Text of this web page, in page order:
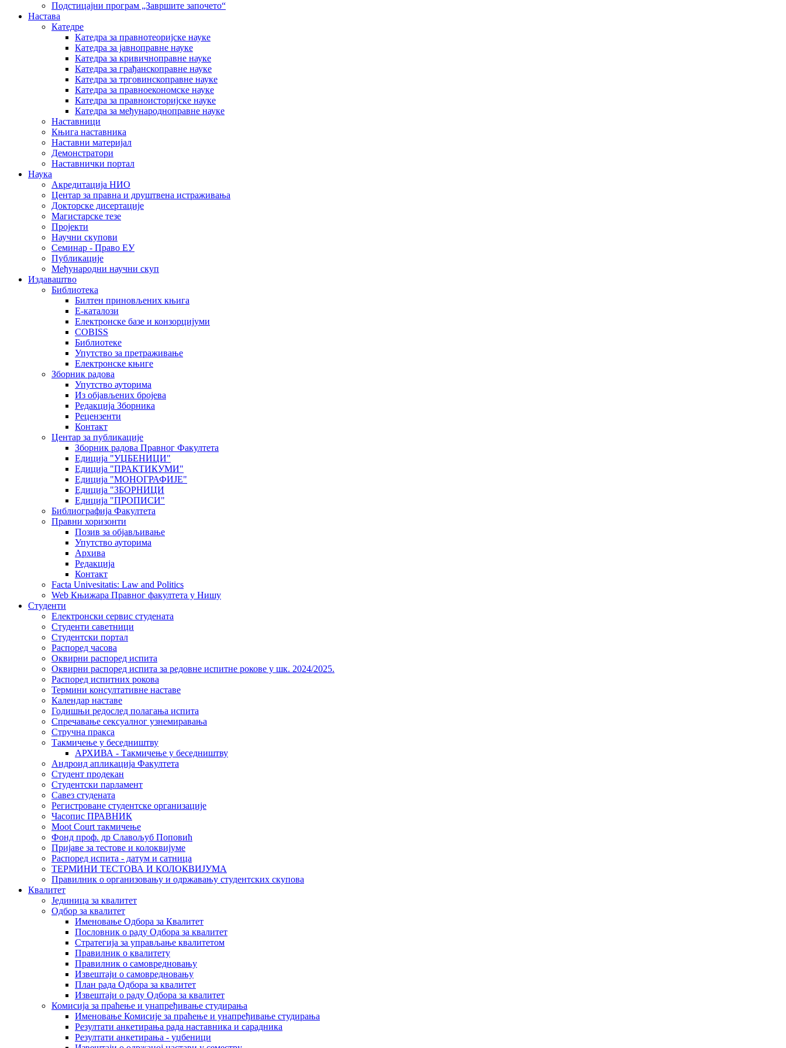
Подстицајни програм „Завршите започето“
Настава
Катедре
Катедра за правнотеоријске науке
Катедра за јавноправне науке
Катедра за кривичноправне науке
Катедра за грађанскоправне науке
Катедра за трговинскоправне науке
Катедра за правноекономске науке
Катедра за правноисторијске науке
Катедра за међународноправне науке
Наставници
Књига наставника
Наставни материјал
Демонстратори
Наставнички портал
Наука
Акредитација НИО
Центар за правна и друштвена истраживања
Докторске дисертације
Магистарске тезе
Пројекти
Научни скупови
Семинар - Право ЕУ
Публикације
Међународни научни скуп
Издаваштво
Библиотека
Билтен приновљених књига
Е-каталози
Електронске базе и конзорцијуми
COBISS
Библиотеке
Упутство за претраживање
Електронске књиге
Зборник радова
Упутство ауторима
Из објављених бројева
Редакција Зборника
Рецензенти
Контакт
Центар за публикације
Зборник радова Правног Факултета
Едиција "УЏБЕНИЦИ"
Едиција "ПРАКТИКУМИ"
Едиција "МОНОГРАФИЈЕ"
Едиција "ЗБОРНИЦИ
Едиција "ПРОПИСИ"
Библиографија Факултета
Правни хоризонти
Позив за објављивање
Упутство ауторима
Архива
Редакција
Контакт
Facta Univesitatis: Law and Politics
Web Књижара Правног факултета у Нишу
Студенти
Електронски сервис студената
Студенти саветници
Студентски портал
Распоред часова
Оквирни распоред испита
Оквирни распоред испита за редовне испитне рокове у шк. 2024/2025.
Распоред испитних рокова
Термини консултативне наставе
Календар наставе
Годишњи редослед полагања испита
Спречавање сексуалног узнемиравања
Стручна пракса
Такмичење у беседништву
АРХИВА - Такмичење у беседништву
Андроид апликација Факултета
Студент продекан
Студентски парламент
Савез студената
Регистроване студентске организације
Часопис ПРАВНИК
Moot Court такмичење
Фонд проф. др Славољуб Поповић
Пријаве за тестове и колоквијуме
Распоред испита - датум и сатница
ТЕРМИНИ ТЕСТОВА И КОЛОКВИЈУМА
Правилник о организовању и одржавању студентских скупова
Квалитет
Јединица за квалитет
Одбор за квалитет
Именовање Одбора за Квалитет
Пословник о раду Одбора за квалитет
Стратегија за управљање квалитетом
Правилник о квалитету
Правилник о самовредновању
Извештаји о самовредновању
План рада Одбора за квалитет
Извештаји о раду Одбора за квалитет
Комисија за праћење и унапређивање студирања
Именовање Комисије за праћење и унапређивање студирања
Резултати анкетирања рада наставника и сарадника
Резултати анкетирања - уџбеници